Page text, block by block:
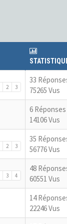
2 3
33
75265 Vus
6 Réponses
14106 Vus
2 3
35
56776 Vus
3 4
48
60551 Vus
14
22246 Vus